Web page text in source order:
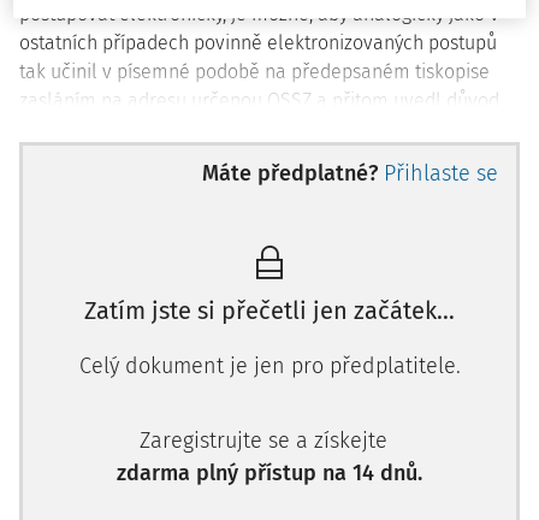
postupovat elektronicky, je možné, aby analogicky jako v
ostatních případech povinně elektronizovaných postupů
tak učinil v písemné podobě na předepsaném tiskopise
zasláním na adresu určenou OSSZ a přitom uvedl důvod
, který byl dozákona o nemocenském
Máte předplatné? Přihlaste se
Zatím jste si přečetli jen začátek…
Celý dokument je jen pro předplatitele.
Zaregistrujte se a získejte
zdarma plný přístup na 14 dnů.